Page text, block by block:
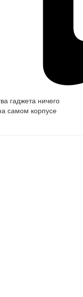
гаджета ничего
самом корпусе